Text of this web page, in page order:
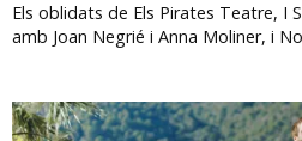
Els oblidats de Els Pirates Teatre, I
amb Joan Negrié i Anna Moliner, i